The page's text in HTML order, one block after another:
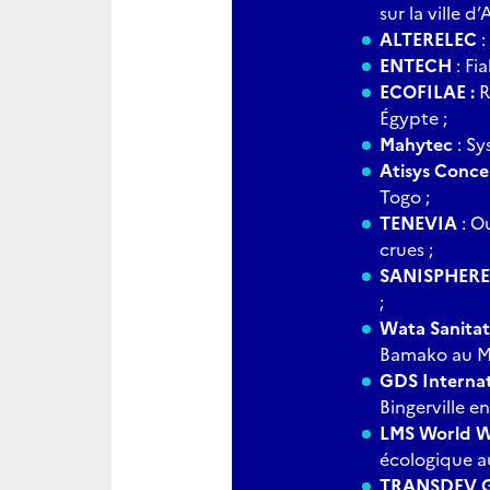
sur la ville
ALTERELEC
ENTECH :
ECOFILAE :
Égypte ;
Mahytec :
Atisys
Togo ;
TENEVIA :
crues ;
SANISPHERE
;
Wata
Bamako au
GDS
Bingerville
LMS World
écologique
TRANSDEV